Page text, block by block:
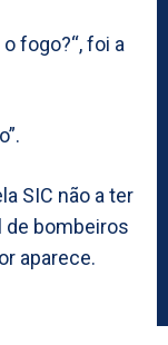
fogo?“, foi a
SIC não a ter
de bombeiros
aparece.